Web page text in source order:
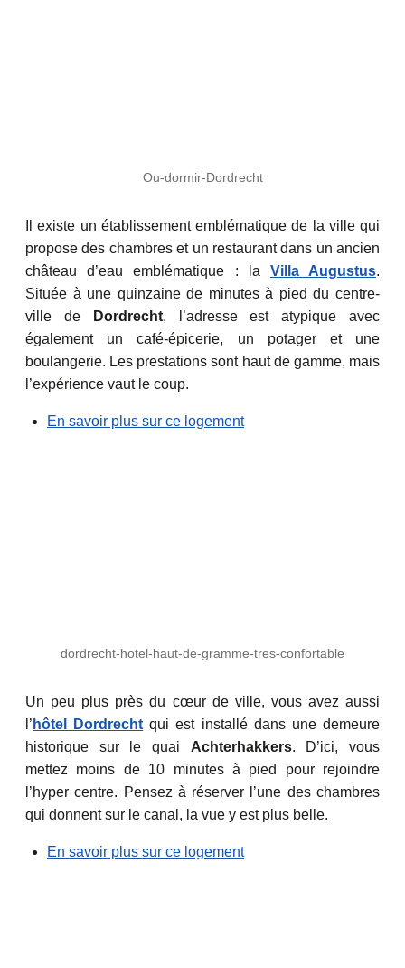
Ou-dormir-Dordrecht
Il existe un établissement emblématique de la ville qui
propose des chambres et un restaurant dans un ancien
château d’eau emblématique : la Villa Augustus.
Située à une quinzaine de minutes à pied du centre-
ville de
Dordrecht, l’adresse est atypique avec
également un café-épicerie, un potager et une
boulangerie. Les prestations sont haut de gamme, mais
l’expérience vaut le coup.
En savoir plus sur ce logement
dordrecht-hotel-haut-de-gramme-tres-confortable
Un peu plus près du cœur de ville, vous avez aussi
l’ hôtel Dordrecht qui est installé dans une demeure
historique sur le quai Achterhakkers. D’ici, vous
mettez moins de 10 minutes à pied pour rejoindre
l’hyper centre. Pensez à réserver l’une des chambres
qui donnent sur le canal, la vue y est plus belle.
En savoir plus sur ce logement